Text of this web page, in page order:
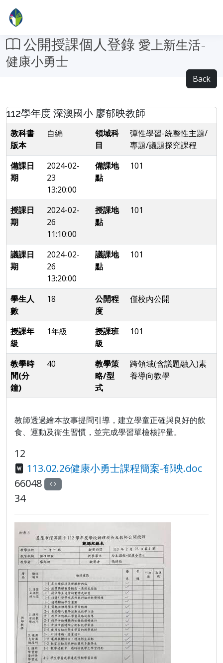
公開授課個人登錄 愛上新生活-
健康小勇士
Back
112學年度 深澳國小 廖郁映教師
教科書
版本
自編
領域科
目
彈性學習-統整性主題/
專題/議題探究課程
備課日
期
2024-02-
23
13:20:00
備課地
點
101
授課日
期
2024-02-
26
11:10:00
授課地
點
101
議課日
期
2024-02-
26
13:20:00
議課地
點
101
學生人
數
18
公開程
度
僅校內公開
授課年
級
1年級
授課班
級
101
教學時
間(分
鐘)
40
教學策
略/型
式
跨領域(含議題融入)素
養導向教學
教師透過繪本故事提問引導， 建立學童正確與良好的飲
食、運動及衛生習慣，並完成學習單檢核評量。
12
113.02.26健康小勇士課程簡案-郁映.doc
66048
34